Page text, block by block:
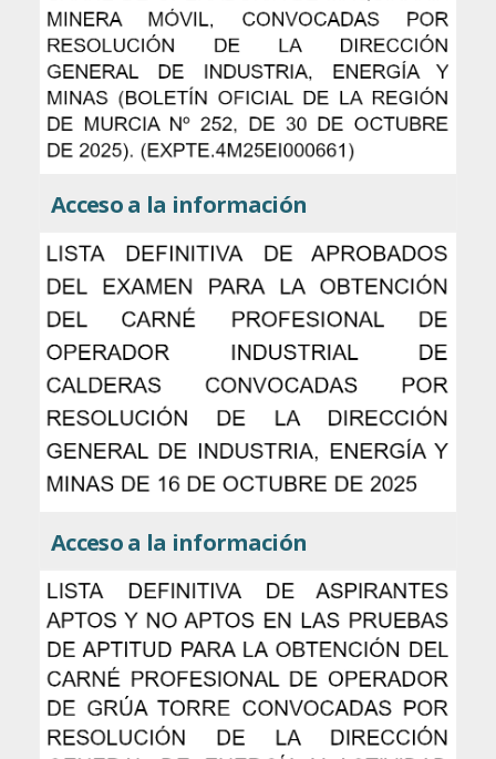
Acceso a la información
Acceso a la información